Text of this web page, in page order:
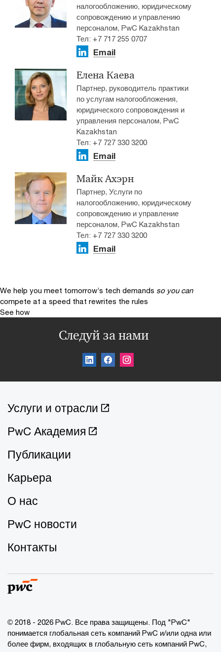
налогообложению, юридическому
сопровождению и управлению
персоналом, PwC Kazakhstan
Тел: +7 717 255 0707​
Email
Елена Каева
Партнер, руководитель практики
по услугам налогообложения,
юридического сопровождения и
управления персоналом, PwC
Kazakhstan
Тел: +7 727 330 3200
Email
Майк Ахэрн
Партнер, Услуги по
налогообложению, юридическому
сопровождению и управление
персоналом, PwC Kazakhstan
Тел: +7 727 330 3200
Email
We help you meet tomorrow’s tech demands so you can
compete at a speed that rewrites the rules
See how
Следуй за нами
Услуги и отрасли
PwC Академия
Публикации
Карьера
О нас
PwC новости
Контакты
© 2018 - 2026 PwC. Все права защищены. Под "PwC"
понимается глобальная сеть компаний PwC и/или одна или
более фирм, входящих в глобальную сеть компаний PwC,